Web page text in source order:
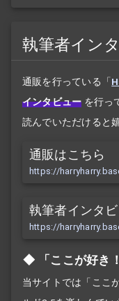
執筆者イン
通販を行っている「
インタビュー を行っ
読んでいただけると
通販はこちら
https://
執筆者インタ
https://
「ここが好き
当サイトでは「ここ